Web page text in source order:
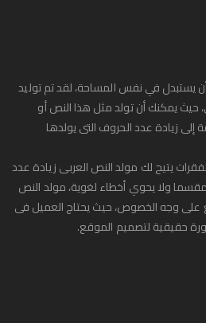
في نفس المساحة، لقد تم توليد
حيث يمكنك أن تولد مثل هذا النص أو
زيادة عدد الحروف التى يولدها
يتيح لك مولد النص العربى زيادة عدد
مقسما ولا يحوي أخطاء لغوية، مولد النص
وجه الخصوص، حيث يحتاج العميل فى
حقيقية لتصميم الموقع.